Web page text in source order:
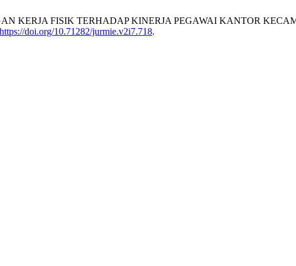
KERJA FISIK TERHADAP KINERJA PEGAWAI KANTOR
doi.org/10.71282/jurmie.v2i7.718.